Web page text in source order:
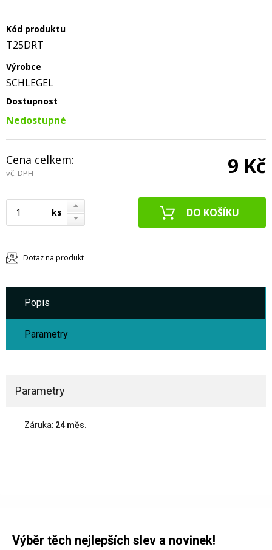
Kód produktu
T25DRT
Výrobce
SCHLEGEL
Dostupnost
Nedostupné
Cena celkem:
vč. DPH 9 Kč
ks
Dotaz na produkt
Popis
Parametry
Parametry
Záruka: 24 měs.
Výběr těch nejlepších slev a novinek!